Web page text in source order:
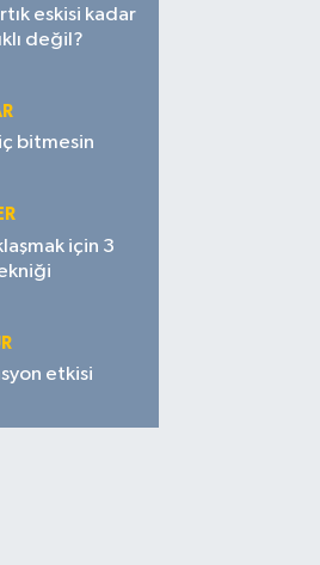
eskisi kadar
değil?
bitmesin
için 3
etkisi